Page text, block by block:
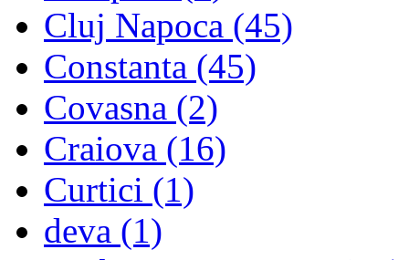
Cluj Napoca (45)
Constanta (45)
Covasna (2)
Craiova (16)
Curtici (1)
deva (1)